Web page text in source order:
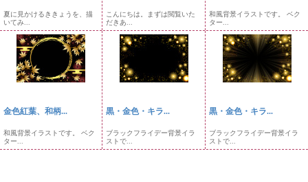
夏に見かけるききょうを、描
いてみ...
こんにちは。まずは閲覧いた
だきあ...
和風背景イラストです。 ベク
ター...
金色紅葉、和柄...
和風背景イラストです。 ベク
ター...
黒・金色・キラ...
ブラックフライデー背景イラ
ストで...
黒・金色・キラ...
ブラックフライデー背景イラ
ストで...